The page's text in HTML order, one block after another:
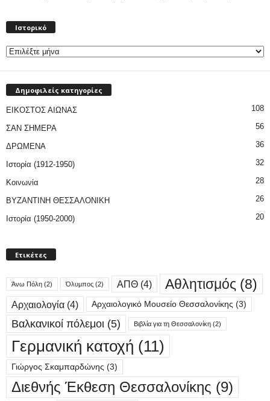
Ιστορικό
Δημοφιλείς κατηγορίες
ΕΙΚΟΣΤΟΣ ΑΙΩΝΑΣ 108
ΣΑΝ ΣΗΜΕΡΑ 56
ΔΡΩΜΕΝΑ 36
Ιστορία (1912-1950) 32
Κοινωνία 28
ΒΥΖΑΝΤΙΝΗ ΘΕΣΣΑΛΟΝΙΚΗ 26
Ιστορία (1950-2000) 20
Ετικέτες
Άνω Πόλη (2) Όλυμπος (2) ΑΠΘ (4) Αθλητισμός (8)
Αρχαιολογία (4) Αρχαιολογικό Μουσείο Θεσσαλονίκης (3)
Βαλκανικοί πόλεμοι (5) Βιβλία για τη Θεσσαλονίκη (2)
Γερμανική κατοχή (11)
Γιώργος Σκαμπαρδώνης (3)
Διεθνής Έκθεση Θεσσαλονίκης (9)